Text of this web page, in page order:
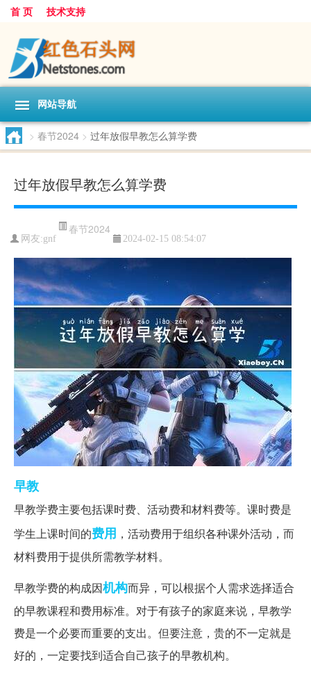
首 页 技术支持
网站导航
> 春节2024 > 过年放假早教怎么算学费
过年放假早教怎么算学费
网友:gnf
春节2024
2024-02-15 08:54:07
早教
早教学费主要包括课时费、活动费和材料费等。课时费是
学生上课时间的费用 ，活动费用于组织各种课外活动，而
材料费用于提供所需教学材料。
早教学费的构成因机构而异，可以根据个人需求选择适合
的早教课程和费用标准。对于有孩子的家庭来说，早教学
费是一个必要而重要的支出。但要注意，贵的不一定就是
好的，一定要找到适合自己孩子的早教机构。